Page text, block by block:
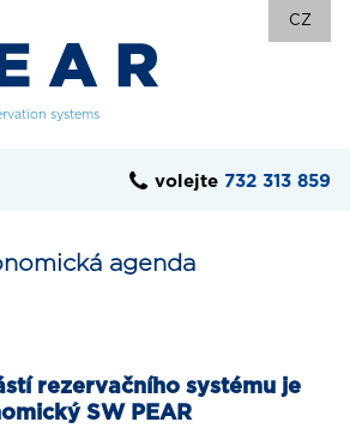
systems
CZ
volejte 732 313 859
agenda
rezervačního systému je
SW PEAR